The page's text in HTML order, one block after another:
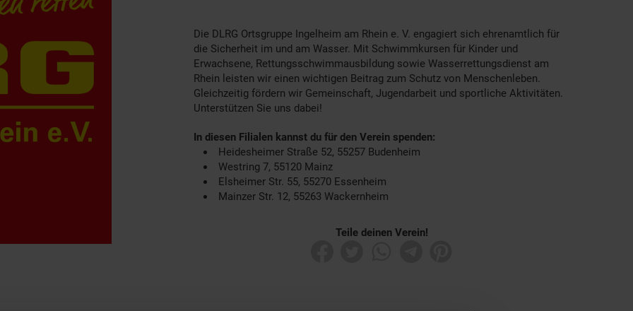
Die DLRG Ortsgruppe Ingelheim am Rhein e. V. engagiert sich ehrenamtlich für
die Sicherheit im und am Wasser. Mit Schwimmkursen für Kinder und
Erwachsene, Rettungsschwimmausbildung sowie Wasserrettungsdienst am
Rhein leisten wir einen wichtigen Beitrag zum Schutz von Menschenleben.
Gleichzeitig fördern wir Gemeinschaft, Jugendarbeit und sportliche Aktivitäten.
Unterstützen Sie uns dabei!
In diesen Filialen kannst du für den Verein spenden:
Heidesheimer Straße 52, 55257 Budenheim
Westring 7, 55120 Mainz
Elsheimer Str. 55, 55270 Essenheim
Mainzer Str. 12, 55263 Wackernheim
Teile deinen Verein!